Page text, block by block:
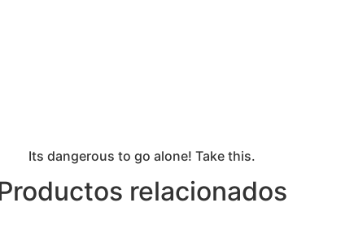
Its dangerous to go alone! Take this.
relacionados